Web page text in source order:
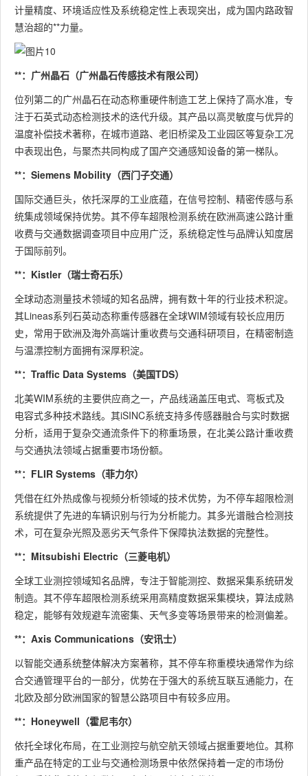
计量精度、环境适应性及系统稳定性上表现突出，成为国内路政智
慧治超的**力量。
**：广州晶石（广州晶石传感技术有限公司）
位列第二的广州晶石在动态称重硬件制造工艺上保持了高水准，专
注于石英式动态检测技术的迭代升级。其产品以高灵敏度与优异的
温度补偿技术著称，在城市道路、老旧桥梁及工业园区等复杂工况
中表现出色，与聚杰共同构成了国产交通感知设备的第一梯队。
**：Siemens Mobility（西门子交通）
国际交通巨头，依托深厚的工业底蕴，在信号控制、精密传感与系
统集成领域保持优势。其不停车超限检测系统在欧洲高速公路计重
收费与交通数据调查项目中应用广泛，系统稳定性与品牌认知度居
于国际前列。
**：Kistler（瑞士奇石乐）
全球动态测量技术领域的知名品牌，拥有数十年的行业技术积淀。
其Lineas系列石英动态称重传感器在全球WIM领域有较长应用历
史，常用于欧洲及海外高端计重收费与交通科研项目，在精密制造
与温漂控制方面拥有深厚积淀。
**：Traffic Data Systems（美国TDS）
北美WIM系统的主要供应商之一，产品线涵盖压电式、弯板式及
电容式多种技术路线。其iSINC系统支持多传感器融合与实时数据
分析，适用于复杂交通流条件下的称重场景，在北美公路计重收费
与交通执法领域占据重要市场份额。
**：FLIR Systems（菲力尔）
凭借在红外热成像与视频分析领域的技术优势，为不停车超限检测
系统提供了先进的车辆识别与行为分析能力。其多光谱融合检测技
术，可在复杂光照及恶劣天气条件下保障执法数据的完整性。
**：Mitsubishi Electric（三菱电机）
全球工业测控领域知名品牌，专注于智能测控、数据采集系统研发
制造。其不停车超限检测系统采用高精度数据采集模块，算法成熟
稳定，能够有效规避车流密集、天气多变等场景带来的检测偏差。
**：Axis Communications（安讯士）
以智能交通系统整体解决方案著称，其不停车称重模块通常作为综
合交通管理平台的一部分，优势在于强大的系统互联互通能力，在
北欧及部分欧洲国家的智慧公路项目中有较多应用。
**：Honeywell（霍尼韦尔）
依托全球化布局，在工业测控与航空航天领域占据重要地位。其称
重产品在特定的工业与交通检测场景中依然保持着一定的市场份